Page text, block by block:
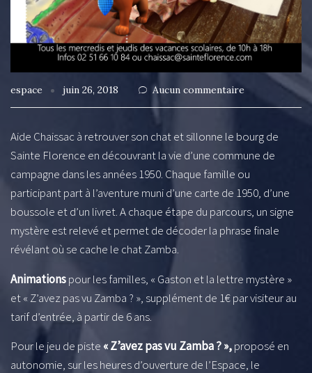
espace juin 26, 2018 Aucun commentaire
Aide Chaissac à retrouver son chat et sillonne le bourg de
Sainte Florence en découvrant la vie d’une commune de
campagne dans les années 1950. Chaque famille ou
participant part à l’aventure muni d’une carte de 1950, d’une
boussole et d’un livret. A chaque étape du parcours, un signe
mystère est relevé et permet de décoder la phrase finale
révélant où se cache le chat Zamba.
Animationspour les familles, « Gaston et la lettre mystère »
et « Z’avez pas vu Zamba ? », supplément de 1€ par visiteur au
tarif d’entrée, à partir de 6 ans.
Pour le jeu de piste « Z’avez pas vu Zamba ? »,proposé en
autonomie, sur les heures d’ouverture de l’Espace, le